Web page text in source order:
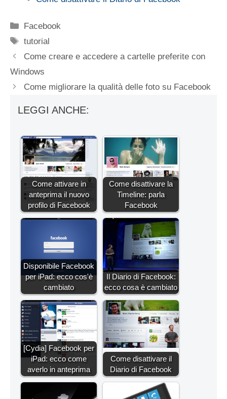
Categorie
Facebook
Tag
tutorial
Come creare e accedere a cartelle preferite con
Windows
Come migliorare la qualità delle foto su Facebook
LEGGI ANCHE:
Come attivare in
anteprima il nuovo
profilo di Facebook
Come disattivare la
Timeline: parla
Facebook
Disponibile Facebook
per iPad: ecco cos'è
cambiato
Il Diario di Facebook:
ecco cosa è cambiato
[Cydia] Facebook per
iPad: ecco come
averlo in anteprima
Come disattivare il
Diario di Facebook